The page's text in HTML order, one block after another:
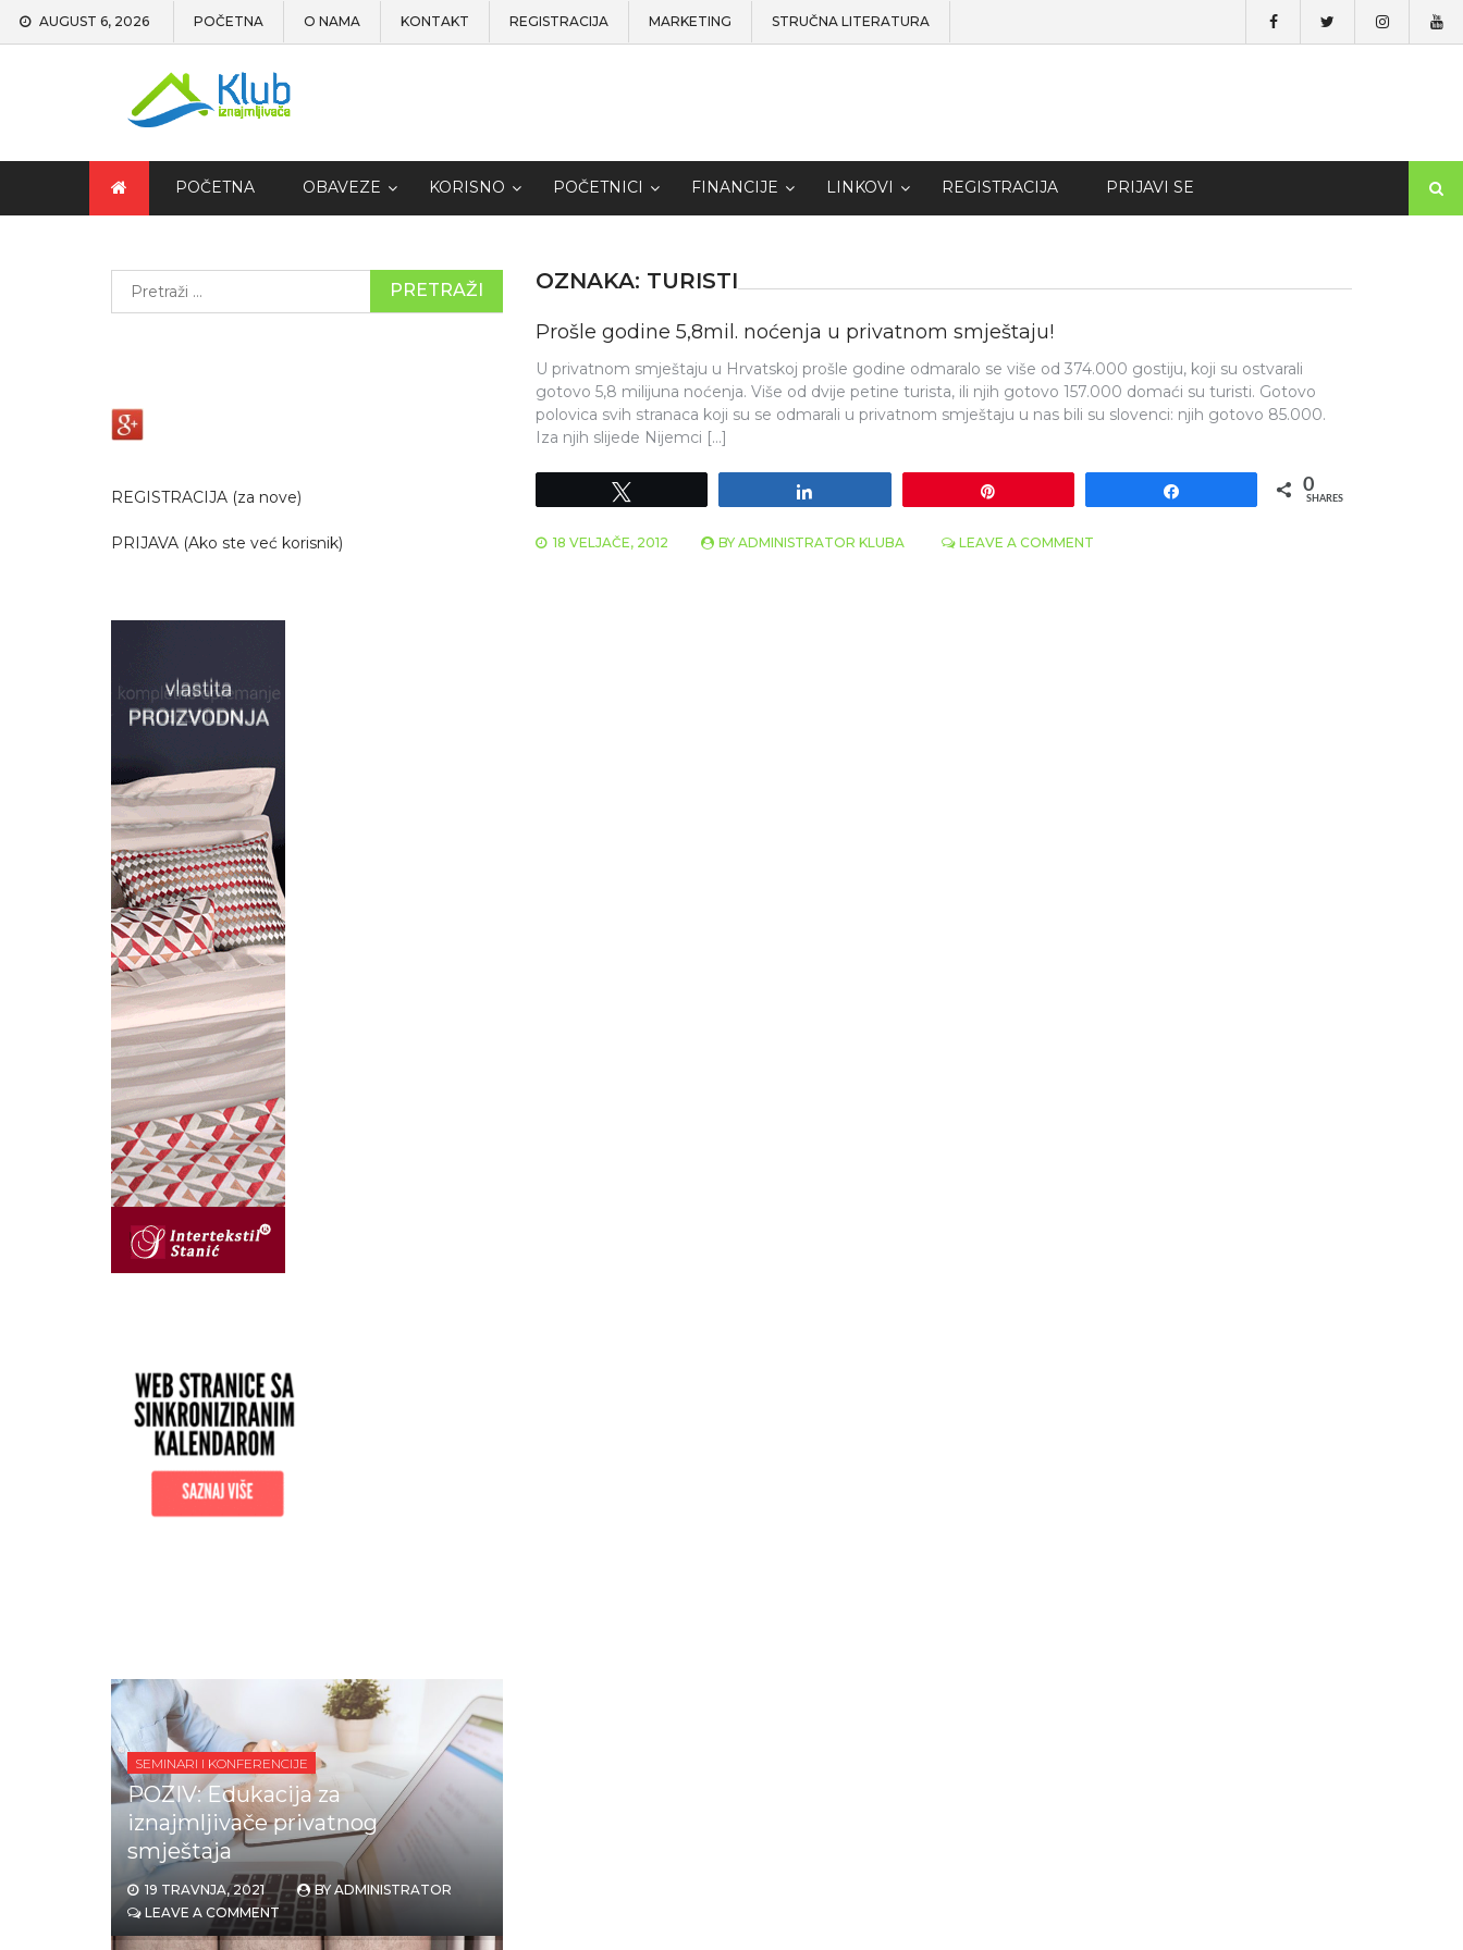
AUGUST 6, 2026 POČETNA O NAMA KONTAKT REGISTRACIJA MARKETING STRUČNA LITERATURA
POČETNA OBAVEZE KORISNO POČETNICI FINANCIJE LINKOVI REGISTRACIJA PRIJAVI SE
OZNAKA: TURISTI
Prošle godine 5,8mil. noćenja u privatnom smještaju!
U privatnom smještaju u Hrvatskoj prošle godine odmaralo se više od 374.000 gostiju, koji su ostvarali
gotovo 5,8 milijuna noćenja. Više od dvije petine turista, ili njih gotovo 157.000 domaći su turisti. Gotovo
polovica svih stranaca koji su se odmarali u privatnom smještaju u nas bili su slovenci: njih gotovo 85.000.
Iza njih slijede Nijemci […]
0
SHARES
18 VELJAČE, 2012 BY ADMINISTRATOR KLUBA LEAVE A COMMENT
REGISTRACIJA (za nove)
PRIJAVA (Ako ste već korisnik)
SEMINARI I KONFERENCIJE
POZIV: Edukacija za
iznajmljivače privatnog
smještaja
19 TRAVNJA, 2021 BYADMINISTRATOR
LEAVE A COMMENT